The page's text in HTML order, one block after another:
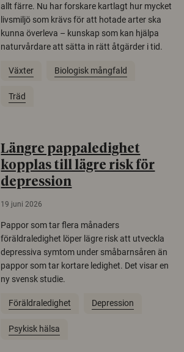
allt färre. Nu har forskare kartlagt hur mycket
livsmiljö som krävs för att hotade arter ska
kunna överleva – kunskap som kan hjälpa
naturvårdare att sätta in rätt åtgärder i tid.
Växter Biologisk mångfald
Träd
Längre pappaledighet
kopplas till lägre risk för
depression
19 juni 2026
Pappor som tar flera månaders
föräldraledighet löper lägre risk att utveckla
depressiva symtom under småbarnsåren än
pappor som tar kortare ledighet. Det visar en
ny svensk studie.
Föräldraledighet Depression
Psykisk hälsa